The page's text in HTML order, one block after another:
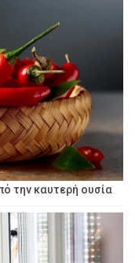
την καυτερή ουσία